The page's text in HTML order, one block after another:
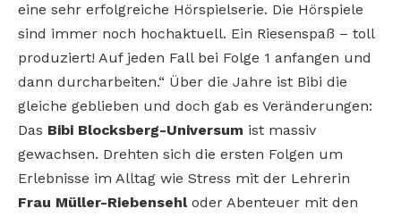
eine sehr erfolgreiche Hörspielserie. Die Hörspiele
sind immer noch hochaktuell. Ein Riesenspaß – toll
produziert! Auf jeden Fall bei Folge 1 anfangen und
dann durcharbeiten.“ Über die Jahre ist Bibi die
gleiche geblieben und doch gab es Veränderungen:
Das Bibi Blocksberg-Universum ist massiv
gewachsen. Drehten sich die ersten Folgen um
Erlebnisse im Alltag wie Stress mit der Lehrerin
Frau Müller-Riebensehloder Abenteuer mit den